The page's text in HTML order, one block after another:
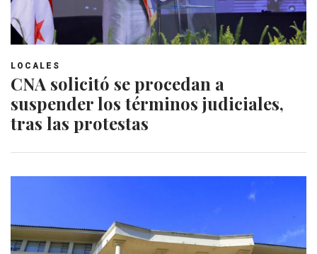
LOCALES
CNA solicitó se procedan a
suspender los términos judiciales,
tras las protestas